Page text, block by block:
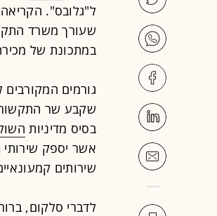
ל"גלובס".
שעורך משרד
במתכונת של
גורמים
שקבע שר
בסיס מדיניות
אשר יספק
שירותים
לדברי סלקום,